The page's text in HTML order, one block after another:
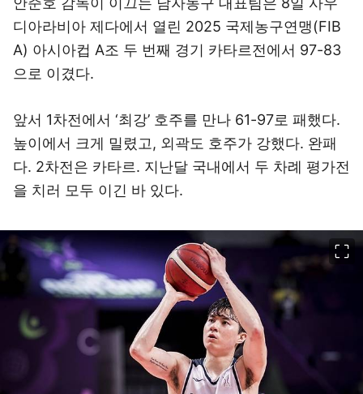
디아라비아 제다에서 열린 2025 국제농구연맹(FIB
A) 아시아컵 A조 두 번째 경기 카타르전에서 97-83
으로 이겼다.
앞서 1차전에서 ‘최강’ 호주를 만나 61-97로 패했다.
높이에서 크게 밀렸고, 외곽도 호주가 강했다. 완패
다. 2차전은 카타르. 지난달 국내에서 두 차례 평가전
을 치러 모두 이긴 바 있다.